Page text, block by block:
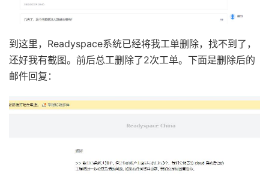
到这里，Readyspace系统已经将我工单删除，找不到了，
还好我有截图。前后总工删除了2次工单。下面是删除后的
邮件回复：